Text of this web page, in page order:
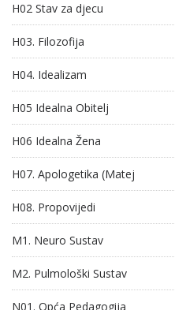
H02 Stav za djecu
H03. Filozofija
H04. Idealizam
H05 Idealna Obitelj
H06 Idealna Žena
H07. Apologetika (Matej
H08. Propovijedi
M1. Neuro Sustav
M2. Pulmološki Sustav
N01. Opća Pedagogija